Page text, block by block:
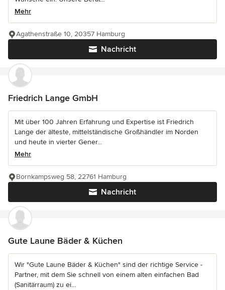
Mehr
Nachricht
Agathenstraße 10, 20357 Hamburg
Friedrich Lange GmbH
Mit über 100 Jahren Erfahrung und Expertise ist Friedrich
Lange der älteste, mittelständische Großhändler im Norden
und heute in vierter Gener...
Mehr
Nachricht
Bornkampsweg 58, 22761 Hamburg
Gute Laune Bäder & Küchen
Wir "Gute Laune Bäder & Küchen" sind der richtige Service -
Partner, mit dem Sie schnell von einem alten einfachen Bad
(Sanitärraum) zu ei...